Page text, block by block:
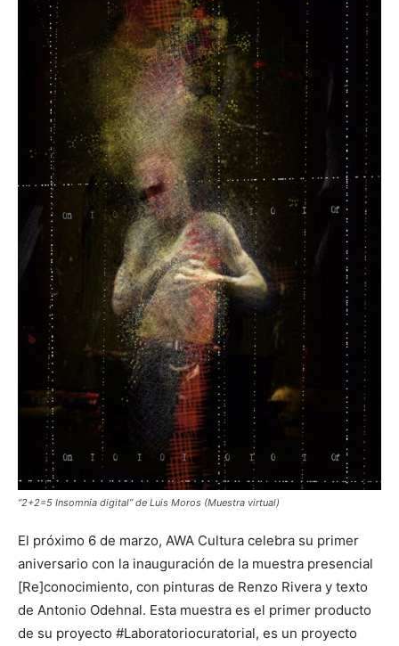
“2+2=5 Insomnia digital” de Luis Moros (Muestra virtual)
El próximo 6 de marzo, AWA Cultura celebra su primer
aniversario con la inauguración de la muestra presencial
[Re]conocimiento, con pinturas de Renzo Rivera y texto
de Antonio Odehnal. Esta muestra es el primer producto
de su proyecto #Laboratoriocuratorial, es un proyecto